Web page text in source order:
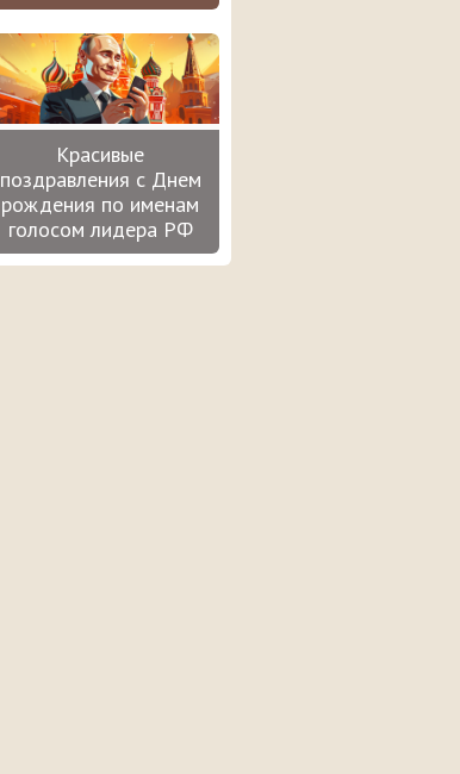
Красивые
поздравления с Днем
рождения по именам
голосом лидера РФ